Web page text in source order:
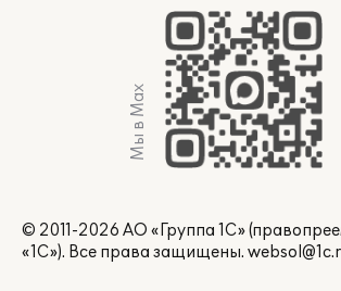
Мы в Max
© 2011-2026 АО «Группа 1С»
«1С»). Все права защищены.